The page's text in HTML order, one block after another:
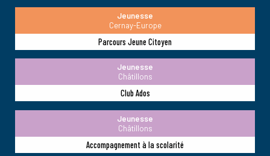
Jeunesse
Cernay-Europe
Parcours Jeune Citoyen
Jeunesse
Châtillons
Club Ados
Jeunesse
Châtillons
Accompagnement à la scolarité